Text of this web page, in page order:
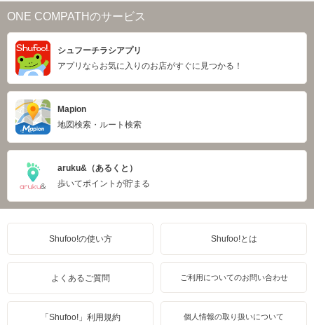
ONE COMPATHのサービス
シュフーチラシアプリ
アプリならお気に入りのお店がすぐに見つかる！
Mapion
地図検索・ルート検索
aruku&（あるくと）
歩いてポイントが貯まる
Shufoo!の使い方 Shufoo!とは
よくあるご質問 ご利用についてのお問い合わせ
「Shufoo!」利用規約 個人情報の取り扱いについて